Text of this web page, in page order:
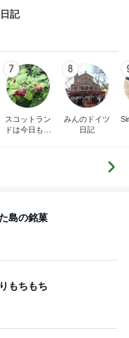
記
7
スコットラン
ドは今日も曇
8
みんのドイツ
日記
島の銘菓
もちもち